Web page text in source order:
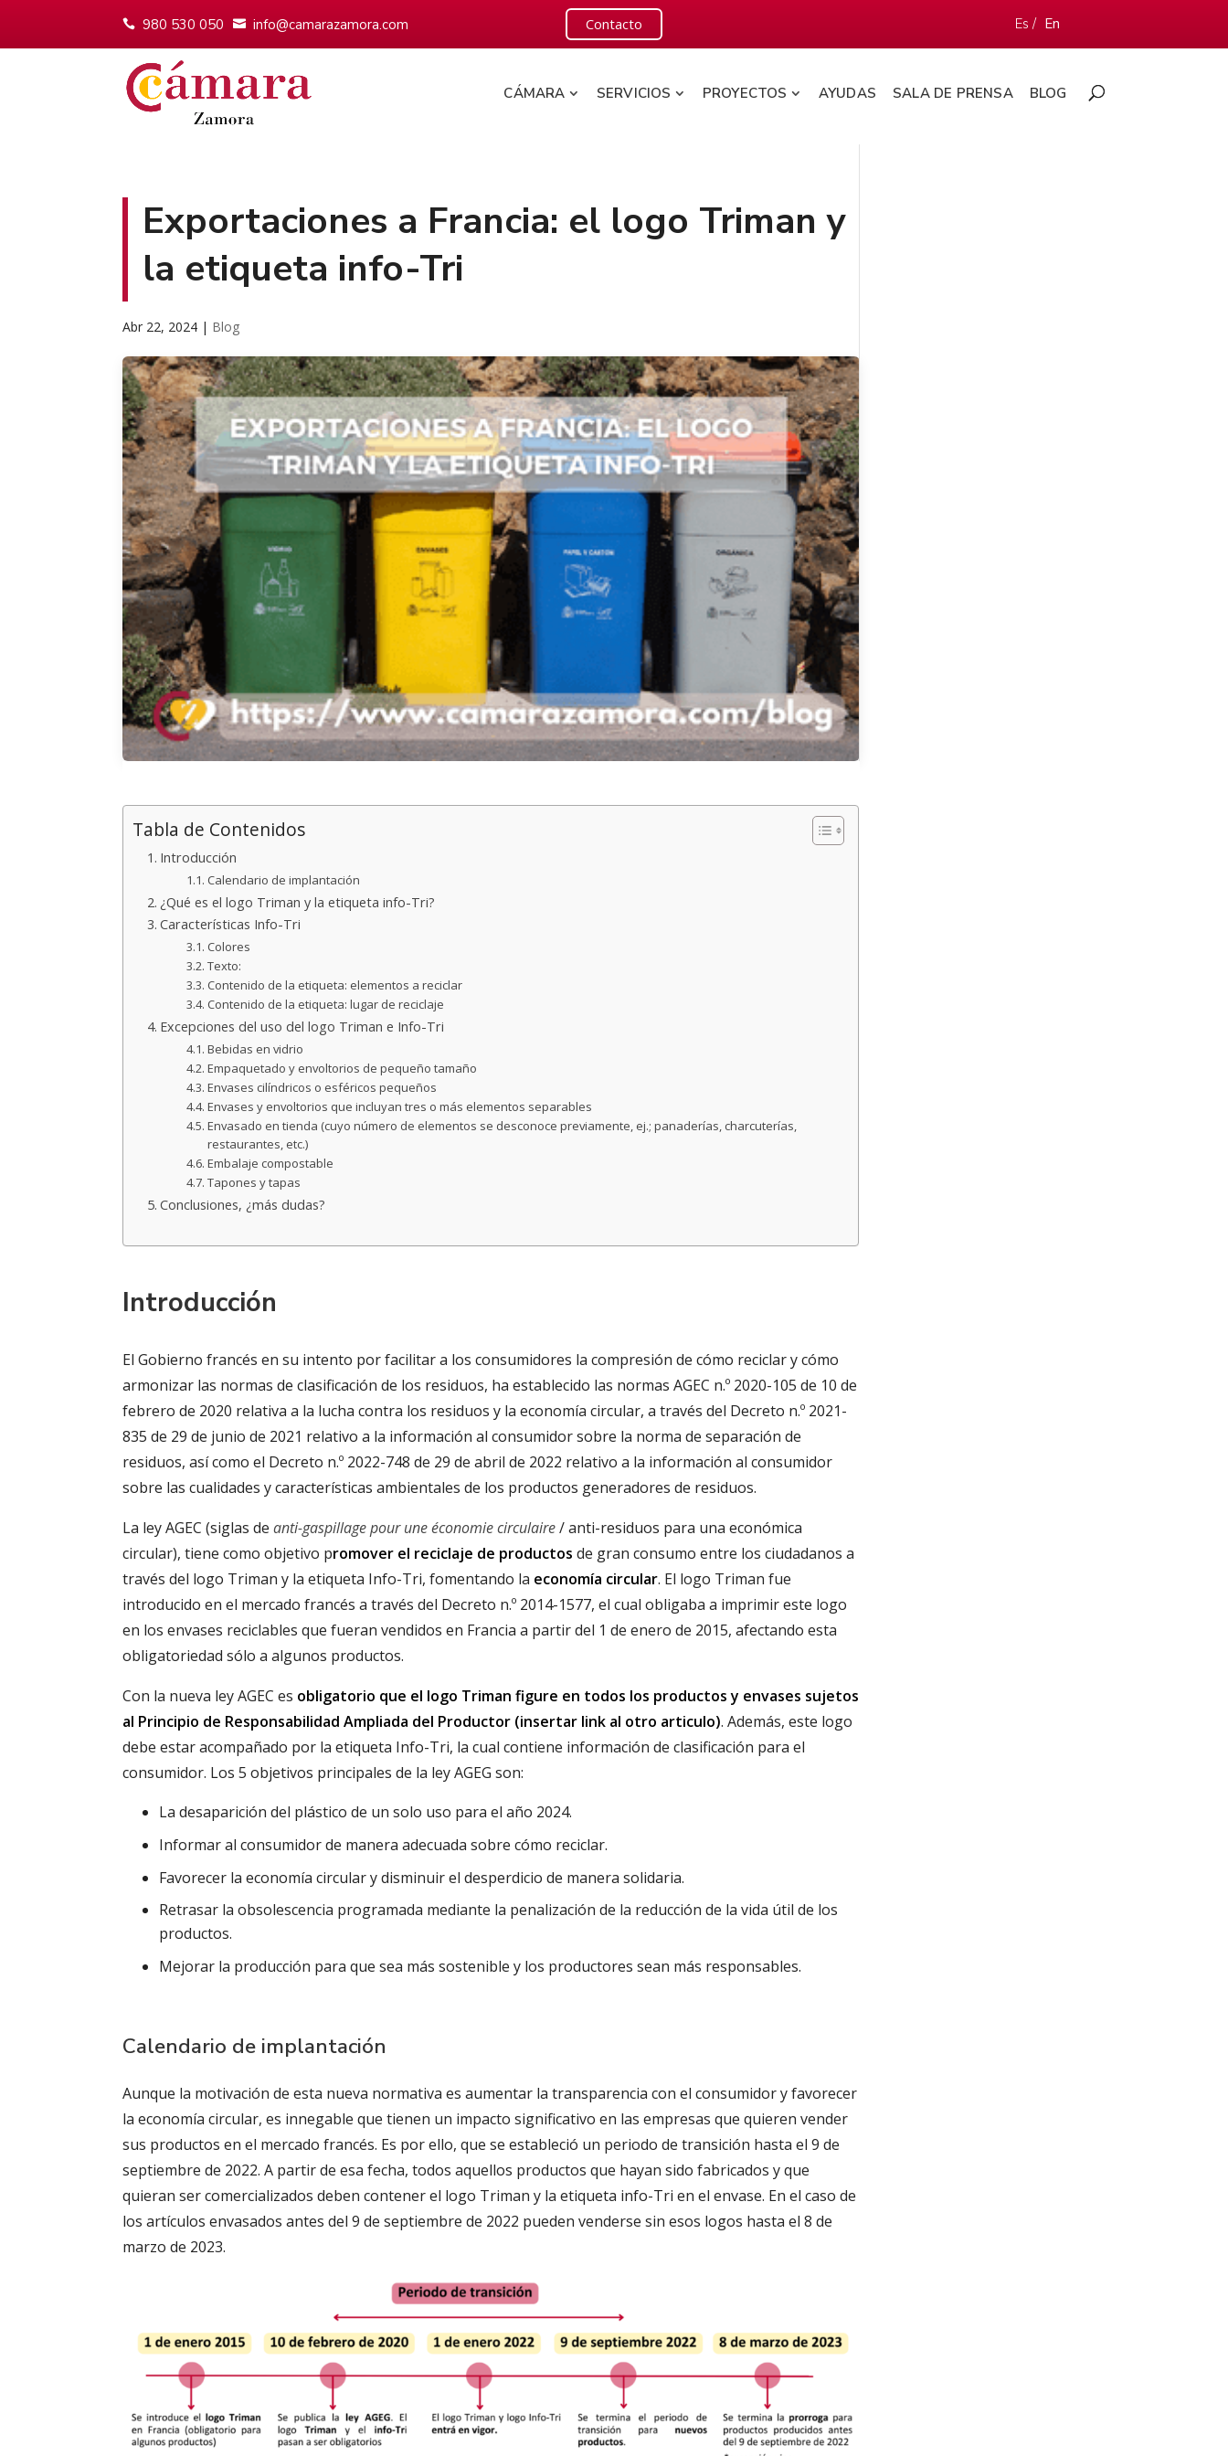
980 530 050 info@camarazamora.com Contacto Es / En
CÁMARA SERVICIOS PROYECTOS AYUDAS SALA DE PRENSA BLOG
Exportaciones a Francia: el logo Triman y
la etiqueta info-Tri
Abr 22, 2024 | Blog
Tabla de Contenidos
Introducción
Calendario de implantación
¿Qué es el logo Triman y la etiqueta info-Tri?
Características Info-Tri
Colores
Texto:
Contenido de la etiqueta: elementos a reciclar
Contenido de la etiqueta: lugar de reciclaje
Excepciones del uso del logo Triman e Info-Tri
Bebidas en vidrio
Empaquetado y envoltorios de pequeño tamaño
Envases cilíndricos o esféricos pequeños
Envases y envoltorios que incluyan tres o más elementos separables
Envasado en tienda (cuyo número de elementos se desconoce previamente, ej.; panaderías, charcuterías,
restaurantes, etc.)
Embalaje compostable
Tapones y tapas
Conclusiones, ¿más dudas?
Introducción
El Gobierno francés en su intento por facilitar a los consumidores la compresión de cómo reciclar y cómo
armonizar las normas de clasificación de los residuos, ha establecido las normas AGEC n.º 2020-105 de 10 de
febrero de 2020 relativa a la lucha contra los residuos y la economía circular, a través del Decreto n.º 2021-
835 de 29 de junio de 2021 relativo a la información al consumidor sobre la norma de separación de
residuos, así como el Decreto n.º 2022-748 de 29 de abril de 2022 relativo a la información al consumidor
sobre las cualidades y características ambientales de los productos generadores de residuos.
La ley AGEC (siglas deanti-gaspillage pour une économie circulaire/ anti-residuos para una económica
circular), tiene como objetivo promover el reciclaje de productos de gran consumo entre los ciudadanos a
través del logo Triman y la etiqueta Info-Tri, fomentando la economía circular. El logo Triman fue
introducido en el mercado francés a través del Decreto n.º 2014-1577, el cual obligaba a imprimir este logo
en los envases reciclables que fueran vendidos en Francia a partir del 1 de enero de 2015, afectando esta
obligatoriedad sólo a algunos productos.
Con la nueva ley AGEC es obligatorio que el logo Triman figure en todos los productos y envases sujetos
al Principio de Responsabilidad Ampliada del Productor (insertar link al otro articulo). Además, este logo
debe estar acompañado por la etiqueta Info-Tri, la cual contiene información de clasificación para el
consumidor. Los 5 objetivos principales de la ley AGEG son:
La desaparición del plástico de un solo uso para el año 2024.
Informar al consumidor de manera adecuada sobre cómo reciclar.
Favorecer la economía circular y disminuir el desperdicio de manera solidaria.
Retrasar la obsolescencia programada mediante la penalización de la reducción de la vida útil de los
productos.
Mejorar la producción para que sea más sostenible y los productores sean más responsables.
Calendario de implantación
Aunque la motivación de esta nueva normativa es aumentar la transparencia con el consumidor y favorecer
la economía circular, es innegable que tienen un impacto significativo en las empresas que quieren vender
sus productos en el mercado francés. Es por ello, que se estableció un periodo de transición hasta el 9 de
septiembre de 2022. A partir de esa fecha, todos aquellos productos que hayan sido fabricados y que
quieran ser comercializados deben contener el logo Triman y la etiqueta info-Tri en el envase. En el caso de
los artículos envasados antes del 9 de septiembre de 2022 pueden venderse sin esos logos hasta el 8 de
marzo de 2023.